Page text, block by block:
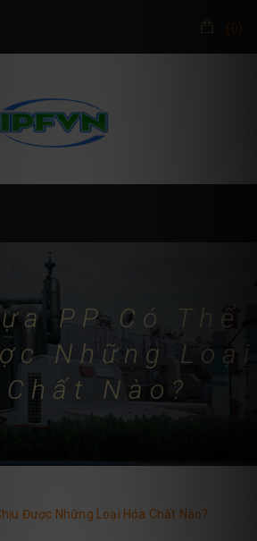
(0)
GIỚI THIỆU
LIÊN HỆ
PP Có Thể
Những Loại
Nào?
Được Những Loại Hóa Chất Nào?